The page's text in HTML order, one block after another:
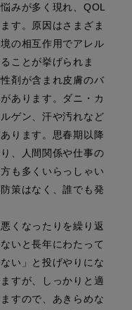
みが多く現れ、QOL
す。原因はさまざま
の相互作用でアレル
ことが挙げられま
剤が含まれ皮膚のバ
あります。ダニ・カ
ゲン、汗や汚れなど
ります。思春期以降
、人間関係や仕事の
も多くいらっしゃい
策はなく、誰でも発
くなったりを繰り返
いと長年にわたって
い」と投げやりにな
すが、しっかりと適
すので、あきらめな